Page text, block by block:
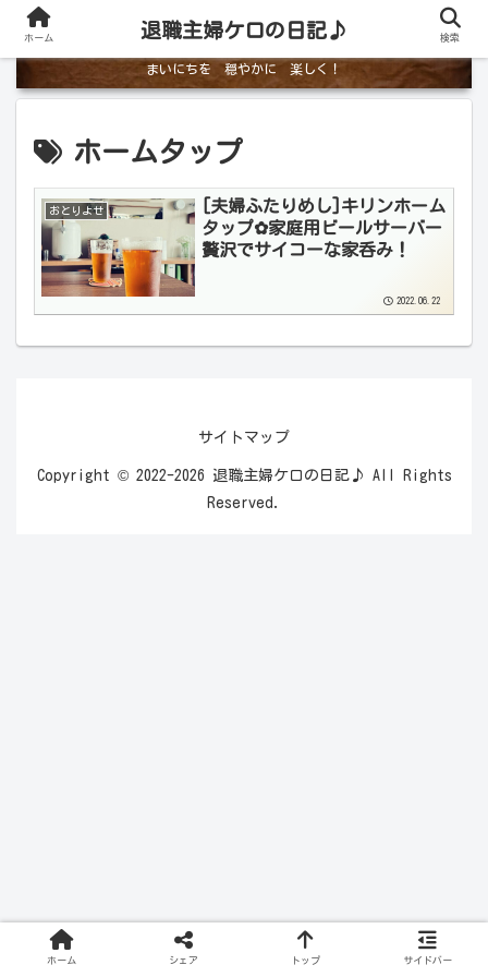
まいにちを 穏やかに 楽しく！
ホームタップ
おとりよせ
[夫婦ふたりめし]キリンホーム
タップ✿家庭用ビールサーバー
贅沢でサイコーな家呑み！
2022.06.22
サイトマップ
Copyright © 2022-2026 退職主婦ケロの日記♪ All Rights
Reserved.
ホーム 退職主婦ケロの日記♪ 検索
ホーム シェア トップ サイドバー